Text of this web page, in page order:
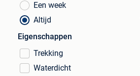
Een week
Altijd
Eigenschappen
Trekking
Waterdicht